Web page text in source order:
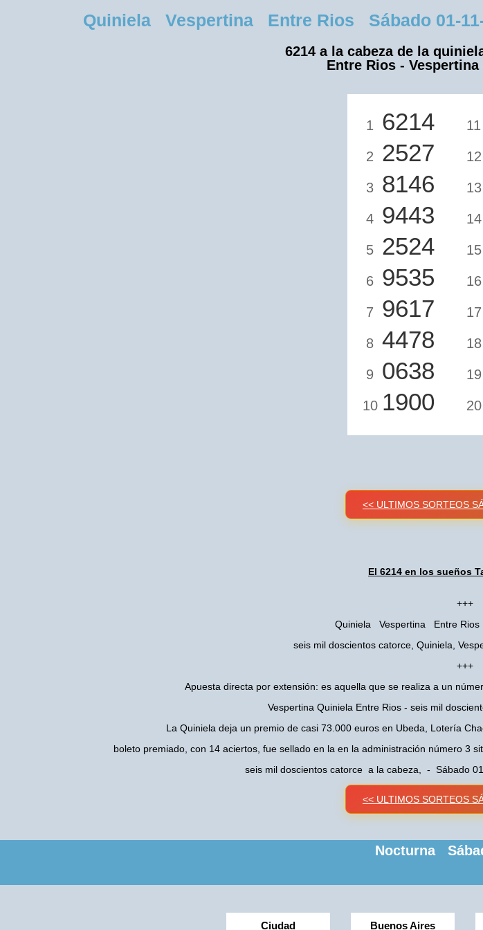
Quiniela Vespertina Entre Rios Sábado 01-
6214 a la cabeza de la
Entre Rios - Vespertina
1 6214
2 2527
3 8146
4 9443
5 2524
6 9535
7 9617
8 4478
9 0638
10 1900
11
12
13
14
15
16
17
18
19
20
<< ULTIMOS SORTEOS
El 6214 en los sueños
+++
Quiniela Vespertina Entre Rios
seis mil doscientos catorce, Quiniela,
+++
Apuesta directa por extensión: es aquella que se realiza a un
Vespertina Quiniela Entre Rios - seis mil
La Quiniela deja un premio de casi 73.000 euros en Ubeda, Lotería
boleto premiado, con 14 aciertos, fue sellado en la en la administración número 3
seis mil doscientos catorce a la cabeza, - Sábado
<< ULTIMOS SORTEOS
Nocturna
Ciudad Buenos Aires